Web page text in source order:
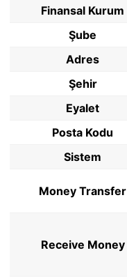
Finansal Kurum
Şube
Adres
Şehir
Eyalet
Posta Kodu
Sistem
Money Transfer
Receive Money